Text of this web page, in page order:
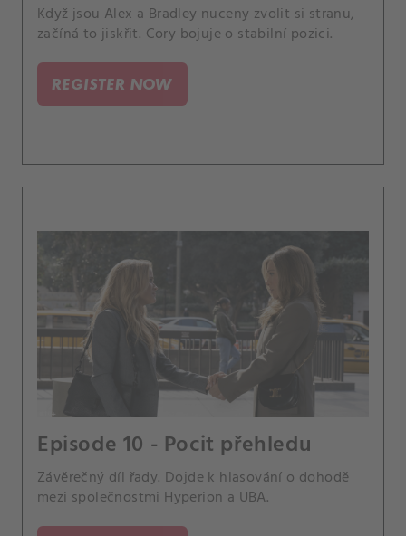
Když jsou Alex a Bradley nuceny zvolit si stranu,
začíná to jiskřit. Cory bojuje o stabilní pozici.
REGISTER NOW
Episode 10 - Pocit přehledu
Závěrečný díl řady. Dojde k hlasování o dohodě
mezi společnostmi Hyperion a UBA.